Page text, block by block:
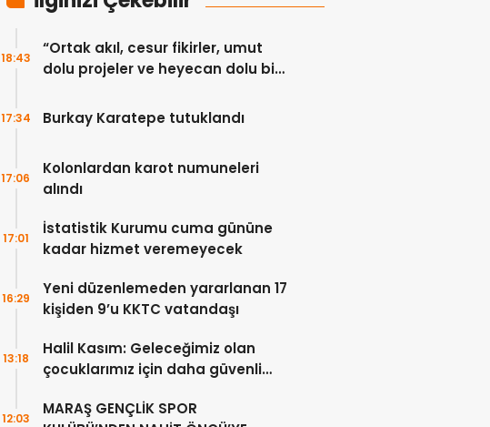
“Ortak akıl, cesur fikirler, umut
dolu projeler ve heyecan dolu bir
18:43
Burkay Karatepe tutuklandı
17:34
Kolonlardan karot numuneleri
alındı
17:06
İstatistik Kurumu cuma gününe
kadar hizmet veremeyecek
17:01
Yeni düzenlemeden yararlanan 17
kişiden 9’u KKTC vatandaşı
16:29
Halil Kasım: Geleceğimiz olan
çocuklarımız için daha güvenli
13:18
MARAŞ GENÇLİK SPOR
12:03